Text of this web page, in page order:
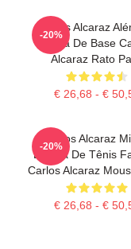
Carlos Alcaraz
Linha De Base
Alcaraz Rato
€ 26,68 - €
-20%
Carlos Alcaraz
Estrela De Tênis
Carlos Alcaraz
€ 26,68 - €
-20%